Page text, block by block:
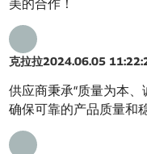
美的合作！
克拉拉2024.06.05
供应商秉承“质量为本
确保可靠的产品质量和